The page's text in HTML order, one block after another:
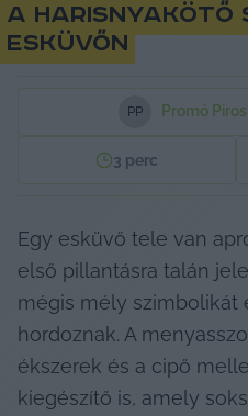
A harisnyakötő
esküvőn
PP Promó
3 perc
Egy esküvő tele van
első pillantásra talán
mégis mély szimbolikát
hordoznak. A
ékszerek és a cipő
kiegészítő is, amely